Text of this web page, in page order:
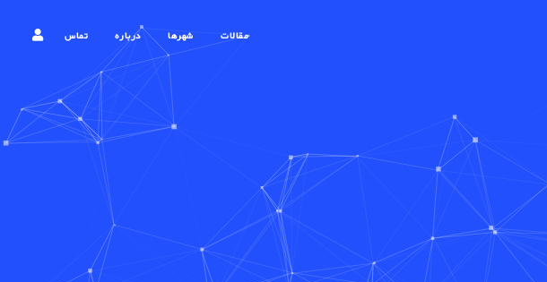
تماس درباره شهرها مقالات